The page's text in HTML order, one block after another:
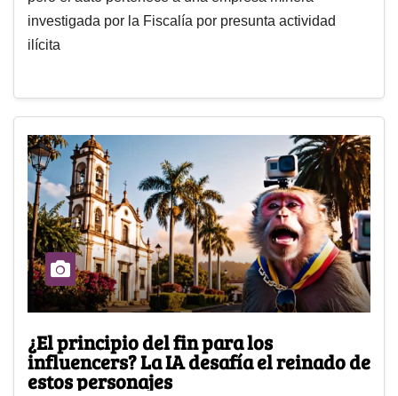
investigada por la Fiscalía por presunta actividad
ilícita
¿El principio del fin para los
influencers? La IA desafía el reinado de
estos personajes